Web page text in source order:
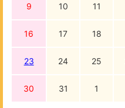
9 10 11
16 17 18
23 24 25
30 31 1